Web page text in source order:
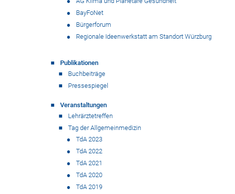
BayFoNet
Bürgerforum
Regionale Ideenwerkstatt am Standort Würzburg
Publikationen
Buchbeiträge
Pressespiegel
Veranstaltungen
Lehrärztetreffen
Tag der Allgemeinmedizin
TdA 2023
TdA 2022
TdA 2021
TdA 2020
TdA 2019